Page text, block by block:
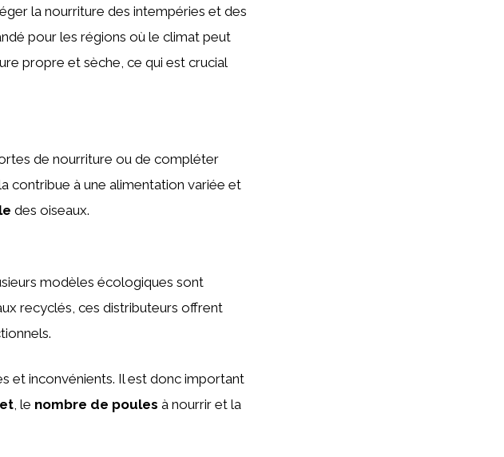
la nourriture des intempéries et des
pour les régions où le climat peut
propre et sèche, ce qui est crucial
de nourriture ou de compléter
contribue à une alimentation variée et
des oiseaux.
modèles écologiques sont
recyclés, ces distributeurs offrent
et inconvénients. Il est donc important
, le nombre de poules à nourrir et la